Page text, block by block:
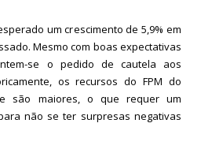
um crescimento de 5,9% em
Mesmo com boas expectativas
se o pedido de cautela aos
os recursos do FPM do
são maiores, o que requer um
não se ter surpresas negativas